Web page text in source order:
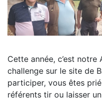
Cette année, c’est
challenge sur le site de
participer, vous êtes
référents tir ou laisser